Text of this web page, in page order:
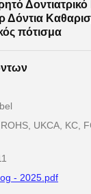
Δόντια
πότισμα
UKCA, KC,
- 2025.pdf